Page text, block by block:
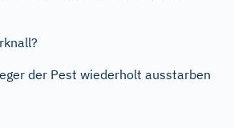
der Pest wiederholt ausstarben